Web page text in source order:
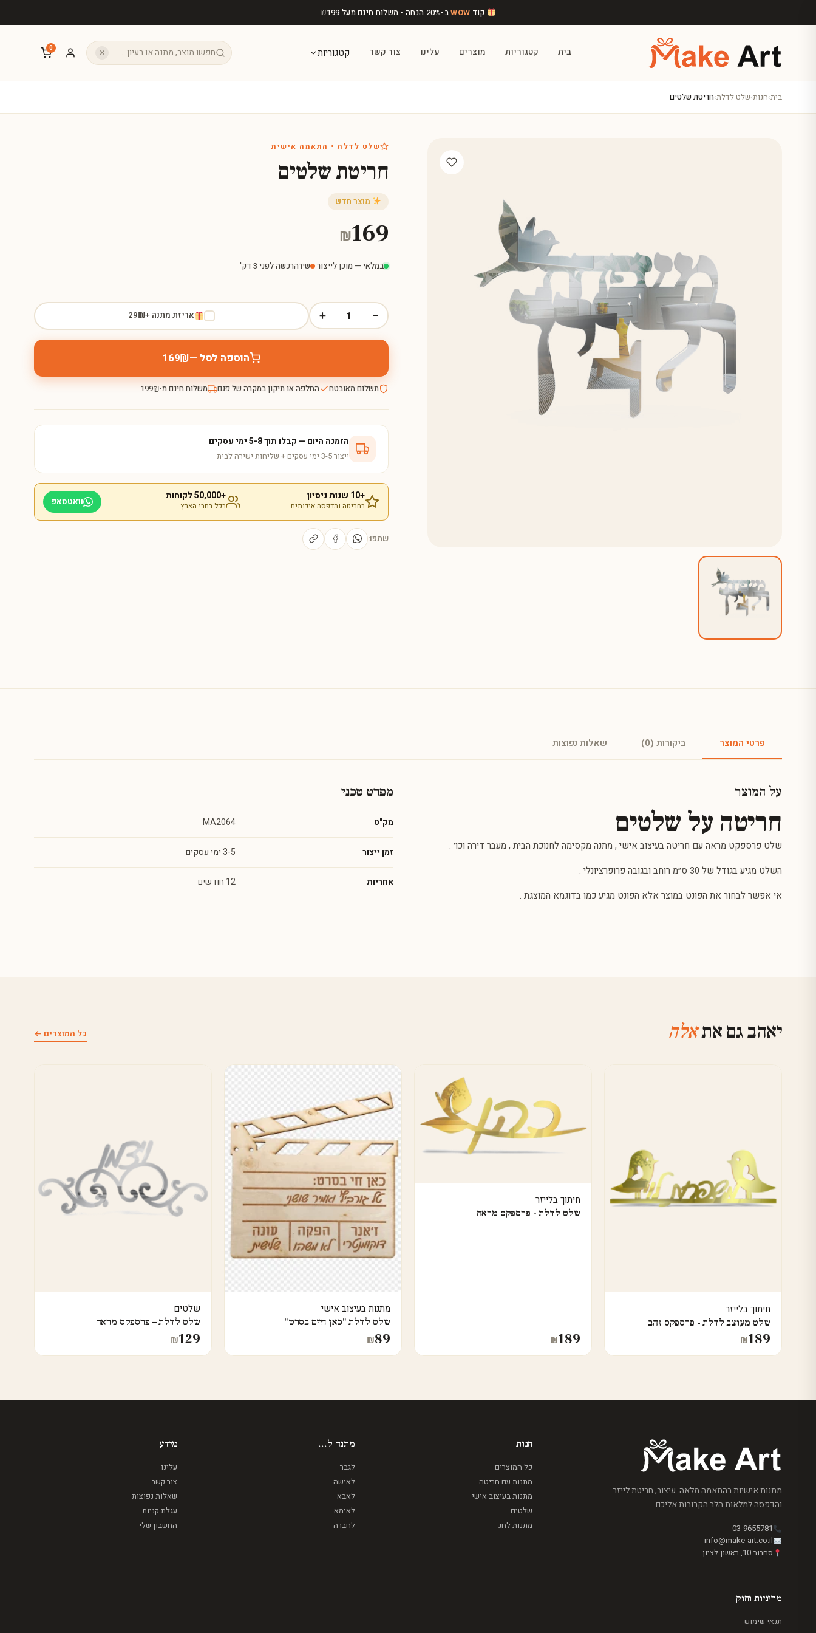
קוד WOWב-20% הנחה • משלוח חינם מעל ₪199
בית קטגוריות מוצרים עלינו צור קשר קטגוריות ×
0
בית›חנות›שלט לדלת›חריטת שלטים
שלט לדלת • התאמה אישית
חריטת שלטים
מוצר חדש
₪169
במלאי — מוכן לייצור· שירהרכשה לפני 3 דק'
−
1
+ אריזת מתנה +₪
29
הוספה לסל —₪
169
תשלום מאובטח החלפה או תיקון במקרה של פגם משלוח חינם מ-₪
199
הזמנה היום — קבלו תוך 5-8 ימי עסקים
ייצור 3-5 ימי עסקים + שליחות ישירה לבית
+10 שנות ניסיון
בחריטה והדפסה איכותית
+50,000 לקוחות
בכל רחבי הארץ וואטסאפ
שתפו:
פרטי המוצר ביקורות (0) שאלות נפוצות
על המוצר
חריטה על שלטים
שלט פרספקט מראה עם חריטה בעיצוב אישי , מתנה מקסימה לחנוכת הבית , מעבר דירה וכו׳ .
השלט מגיע בגודל של 30 ס״מ רוחב ובגובה פרופרציונלי .
אי אפשר לבחור את הפונט במוצר אלא הפונט מגיע כמו בדוגמא המוצגת .
מפרט טכני
מק"ט MA2064
זמן ייצור 3-5 ימי עסקים
אחריות 12 חודשים
יאהב גם אתאלה כל המוצרים ←
חיתוך בלייזר
שלט מעוצב לדלת - פרספקס זהב
₪189
חיתוך בלייזר
שלט לדלת - פרספקס מראה
₪189
מתנות בעיצוב אישי
שלט לדלת "כאן חיים בסרט"
₪89
שלטים
שלט לדלת – פרספקס מראה
₪129
מתנות אישיות בהתאמה מלאה. עיצוב, חריטת לייזר
והדפסה למלאות הלב הקרובות אליכם.
03-9655781
info@make-art.co.il
סחרוב 10, ראשון לציון
חנות
כל המוצרים
מתנות עם חריטה
מתנות בעיצוב אישי
שלטים
מתנות לחג
מתנה ל...
לגבר
לאישה
לאבא
לאימא
לחברה
מידע
עלינו
צור קשר
שאלות נפוצות
עגלת קניות
החשבון שלי
מדיניות וחוק
תנאי שימוש